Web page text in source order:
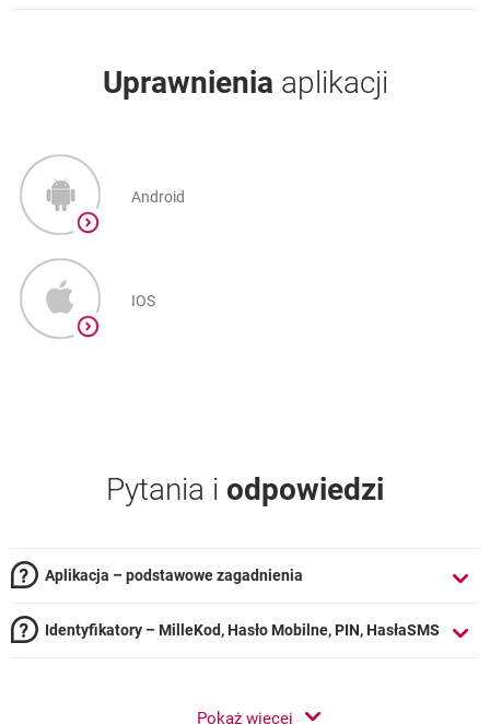
Uprawnienia aplikacji
Android
IOS
Pytania i odpowiedzi
Aplikacja – podstawowe zagadnienia
Identyfikatory – MilleKod, Hasło Mobilne, PIN, HasłaSMS
Pokaż więcej